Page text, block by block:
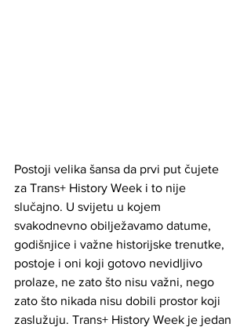
Postoji velika šansa da prvi put čujete
za Trans+ History Week i to nije
slučajno. U svijetu u kojem
svakodnevno obilježavamo datume,
godišnjice i važne historijske trenutke,
postoje i oni koji gotovo nevidljivo
prolaze, ne zato što nisu važni, nego
zato što nikada nisu dobili prostor koji
zaslužuju. Trans+ History Week je jedan